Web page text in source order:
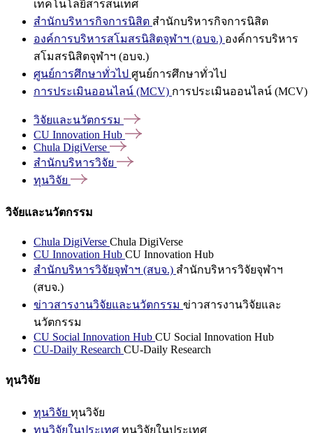
เทคโนโลยีสารสนเทศ
สำนักบริหารกิจการนิสิต สำนักบริหารกิจการนิสิต
องค์การบริหารสโมสรนิสิตจุฬาฯ (อบจ.) องค์การบริหาร
สโมสรนิสิตจุฬาฯ (อบจ.)
ศูนย์การศึกษาทั่วไป ศูนย์การศึกษาทั่วไป
การประเมินออนไลน์ (MCV) การประเมินออนไลน์ (MCV)
วิจัยและนวัตกรรม
CU Innovation Hub
Chula DigiVerse
สำนักบริหารวิจัย
ทุนวิจัย
วิจัยและนวัตกรรม
Chula DigiVerse Chula DigiVerse
CU Innovation Hub CU Innovation Hub
สำนักบริหารวิจัยจุฬาฯ (สบจ.) สำนักบริหารวิจัยจุฬาฯ
(สบจ.)
ข่าวสารงานวิจัยและนวัตกรรม ข่าวสารงานวิจัยและ
นวัตกรรม
CU Social Innovation Hub CU Social Innovation Hub
CU-Daily Research CU-Daily Research
ทุนวิจัย
ทุนวิจัย ทุนวิจัย
ทุนวิจัยในประเทศ ทุนวิจัยในประเทศ